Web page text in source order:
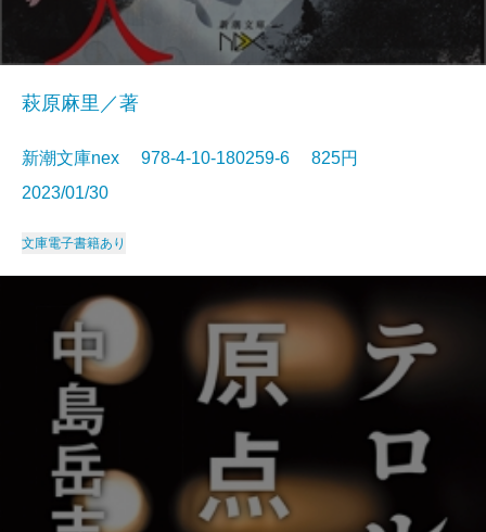
萩原麻里／著
新潮文庫nex 978-4-10-180259-6 825円
2023/01/30
文庫電子書籍あり